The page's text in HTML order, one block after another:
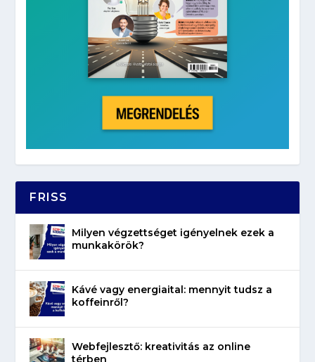
FRISS
Milyen végzettséget igényelnek ezek a
munkakörök?
Kávé vagy energiaital: mennyit tudsz a
koffeinről?
Webfejlesztő: kreativitás az online
térben